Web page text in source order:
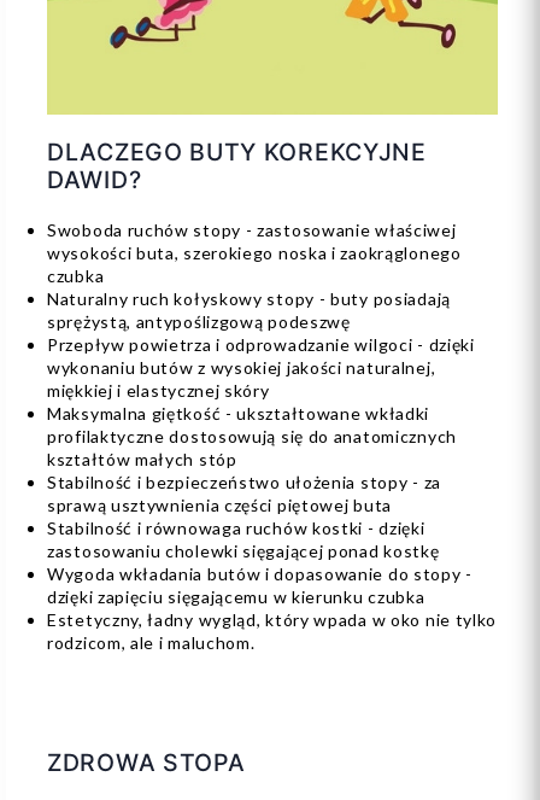
DLACZEGO BUTY KOREKCYJNE
DAWID?
Swoboda ruchów stopy - zastosowanie właściwej
wysokości buta, szerokiego noska i zaokrąglonego
czubka
Naturalny ruch kołyskowy stopy - buty posiadają
sprężystą, antypoślizgową podeszwę
Przepływ powietrza i odprowadzanie wilgoci - dzięki
wykonaniu butów z wysokiej jakości naturalnej,
miękkiej i elastycznej skóry
Maksymalna giętkość - ukształtowane wkładki
profilaktyczne dostosowują się do anatomicznych
kształtów małych stóp
Stabilność i bezpieczeństwo ułożenia stopy - za
sprawą usztywnienia części piętowej buta
Stabilność i równowaga ruchów kostki - dzięki
zastosowaniu cholewki sięgającej ponad kostkę
Wygoda wkładania butów i dopasowanie do stopy -
dzięki zapięciu sięgającemu w kierunku czubka
Estetyczny, ładny wygląd, który wpada w oko nie tylko
rodzicom, ale i maluchom.
ZDROWA STOPA